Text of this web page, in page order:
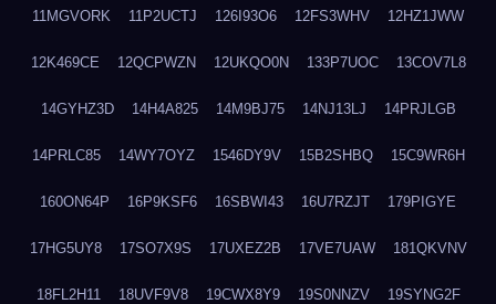
11MGVORK 11P2UCTJ 126I93O6 12FS3WHV 12HZ1JWW
12K469CE 12QCPWZN 12UKQO0N 133P7UOC 13COV7L8
14GYHZ3D 14H4A825 14M9BJ75 14NJ13LJ 14PRJLGB
14PRLC85 14WY7OYZ 1546DY9V 15B2SHBQ 15C9WR6H
160ON64P 16P9KSF6 16SBWI43 16U7RZJT 179PIGYE
17HG5UY8 17SO7X9S 17UXEZ2B 17VE7UAW 181QKVNV
18FL2H11 18UVF9V8 19CWX8Y9 19S0NNZV 19SYNG2F